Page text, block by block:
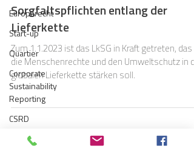
Europarecht
Start-up
Quartier
Corporate
Sustainability
Reporting
CSRD
Nachhaltigkeitsberichterstattung
Sorgfaltspflichten entlang der
Lieferkette
Zum 1.1.2023 ist das LkSG in Kraft getreten, das
die Menschenrechte und den Umweltschutz in
globalen Lieferkette stärken soll.
18. Okt. 2023